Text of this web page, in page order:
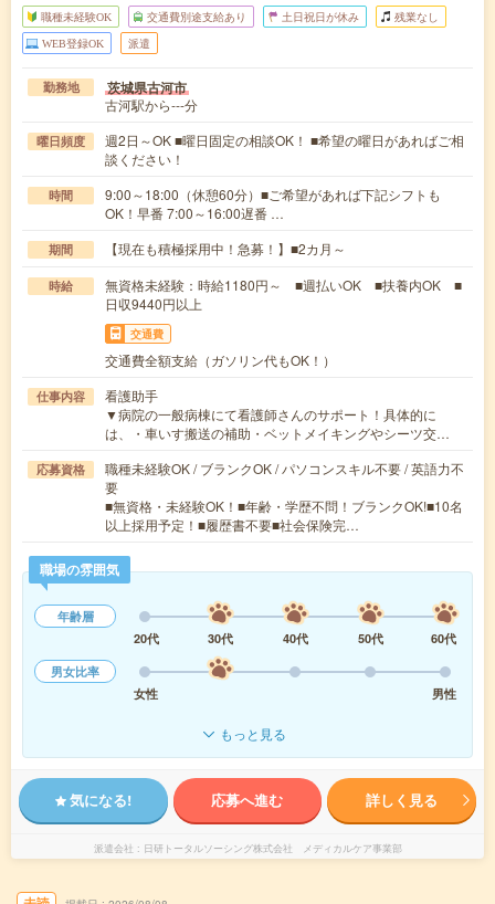
職種未経験OK 交通費別途支給あり 土日祝日が休み 残業なし
WEB登録OK 派遣
勤務地 茨城県古河市
古河駅から---分
曜日頻度
週2日～OK ■曜日固定の相談OK！ ■希望の曜日があればご相
談ください！
時間
9:00～18:00（休憩60分）■ご希望があれば下記シフトも
OK！早番 7:00～16:00遅番 …
期間 【現在も積極採用中！急募！】■2カ月～
時給
無資格未経験：時給1180円～ ■週払いOK ■扶養内OK ■
日収9440円以上
交通費
交通費全額支給（ガソリン代もOK！）
仕事内容
看護助手
▼病院の一般病棟にて看護師さんのサポート！具体的に
は、・車いす搬送の補助・ベットメイキングやシーツ交…
応募資格
職種未経験OK / ブランクOK / パソコンスキル不要 / 英語力不
要
■無資格・未経験OK！■年齢・学歴不問！ブランクOK!■10名
以上採用予定！■履歴書不要■社会保険完…
職場の雰囲気
年齢層
20代
30代 40代 50代
60代
男女比率
女性
男性
もっと見る
気になる! 応募へ進む 詳しく見る
派遣会社 日研トータルソーシング株式会社 メディカルケア事業部